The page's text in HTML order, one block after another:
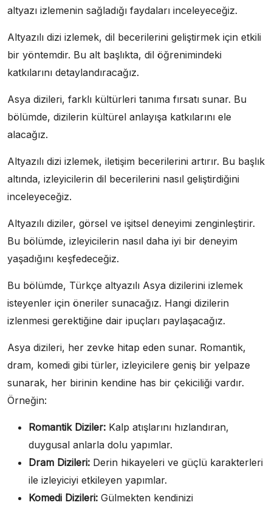
altyazı izlemenin sağladığı faydaları inceleyeceğiz.
Altyazılı dizi izlemek, dil becerilerini geliştirmek için etkili
bir yöntemdir. Bu alt başlıkta, dil öğrenimindeki
katkılarını detaylandıracağız.
Asya dizileri, farklı kültürleri tanıma fırsatı sunar. Bu
bölümde, dizilerin kültürel anlayışa katkılarını ele
alacağız.
Altyazılı dizi izlemek, iletişim becerilerini artırır. Bu başlık
altında, izleyicilerin dil becerilerini nasıl geliştirdiğini
inceleyeceğiz.
Altyazılı diziler, görsel ve işitsel deneyimi zenginleştirir.
Bu bölümde, izleyicilerin nasıl daha iyi bir deneyim
yaşadığını keşfedeceğiz.
Bu bölümde, Türkçe altyazılı Asya dizilerini izlemek
isteyenler için öneriler sunacağız. Hangi dizilerin
izlenmesi gerektiğine dair ipuçları paylaşacağız.
Asya dizileri, her zevke hitap eden sunar. Romantik,
dram, komedi gibi türler, izleyicilere geniş bir yelpaze
sunarak, her birinin kendine has bir çekiciliği vardır.
Örneğin:
Romantik Diziler: Kalp atışlarını hızlandıran,
duygusal anlarla dolu yapımlar.
Dram Dizileri: Derin hikayeleri ve güçlü karakterleri
ile izleyiciyi etkileyen yapımlar.
Komedi Dizileri: Gülmekten kendinizi